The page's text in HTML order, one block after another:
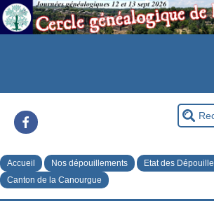
Accueil Nos dépouillements Etat des
Canton de la Canourgue